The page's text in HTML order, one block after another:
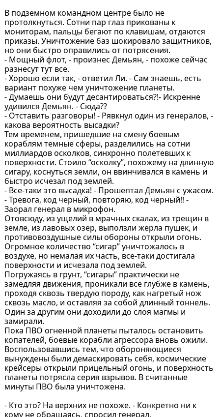
В подземном командном центре было не
протолкнуться. Сотни пар глаз прикованы к
мониторам, пальцы бегают по клавишам, отдаются
приказы. Уничтожение баз шокировало защитников,
но они быстро оправились от потрясения.
- Мощный флот, - произнес Демьян, - похоже сейчас
разнесут тут все.
- Хорошо если так, - ответил Ли. - Сам знаешь, есть
вариант похуже чем уничтожение планеты.
- Думаешь они будут десантироваться?!- Искренне
удивился Демьян. - Сюда??
- Отставить разговоры! - Рявкнул один из генералов, -
какова вероятность высадки?
Тем временем, пришедшие на смену боевым
кораблям темные сферы, разделились на сотни
миллиардов осколков, синхронно полетевших к
поверхности. Стоило “осколку”, похожему на длинную
сигару, коснуться земли, он ввинчивался в камень и
быстро исчезал под землей.
- Все-таки это высадка! - Прошептал Демьян с ужасом.
- Тревога, код черный, повторяю, код черный!! -
Заорал генерал в микрофон.
Отовсюду, из ущелий в мрачных скалах, из трещин в
земле, из лавовых озер, выползли жерла пушек, и
противовоздушные силы обороны открыли огонь.
Огромное количество “сигар” уничтожалось в
воздухе, но немалая их часть, все-таки достигала
поверхности и исчезала под землей.
Погружаясь в грунт, “сигары” практически не
замедляя движения, проникали все глубже в камень,
проходя сквозь твердую породу, как нагретый нож
сквозь масло, и оставляя за собой длинный тоннель.
Один за другим они доходили до слоя магмы и
замирали.
Пока ПВО огненной планеты пыталось остановить
копателей, боевые корабли агрессора вновь ожили.
Воспользовавшись тем, что обороняющиеся
вынуждены были демаскировать себя, космические
крейсеры открыли прицельный огонь, и поверхность
планеты потрясла серия взрывов. В считанные
минуты ПВО была уничтожена.
- Кто это? На верхних не похоже. - Конкретно ни к
кому не обращаясь, спросил генерал.